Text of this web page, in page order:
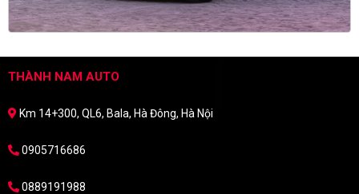
THÀNH NAM AUTO
Km 14+300, QL6, Bala, Hà Đông, Hà Nội
0905716686
0889191988